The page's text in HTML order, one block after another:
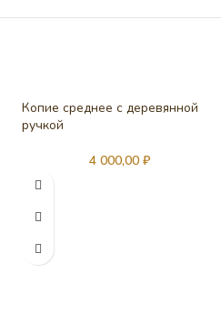
Копие среднее с деревянной
ручкой
4 000,00 ₽